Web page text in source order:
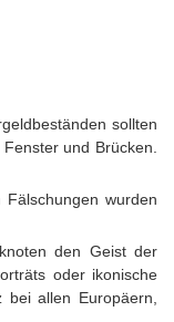
sollten
und Brücken.
wurden
den Geist der
oder ikonische
allen Europäern,